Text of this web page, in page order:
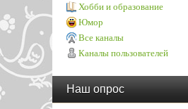
Хобби и образование
Юмор
Все каналы
Каналы пользователей
Наш опрос